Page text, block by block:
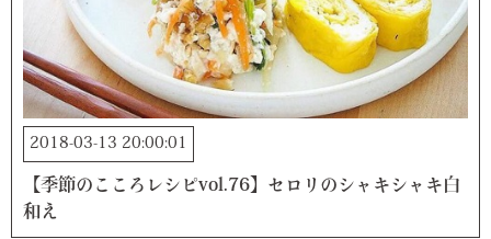
2018-03-13 20:00:01
【季節のこころレシピvol.76】セロリのシャキシャキ白
和え